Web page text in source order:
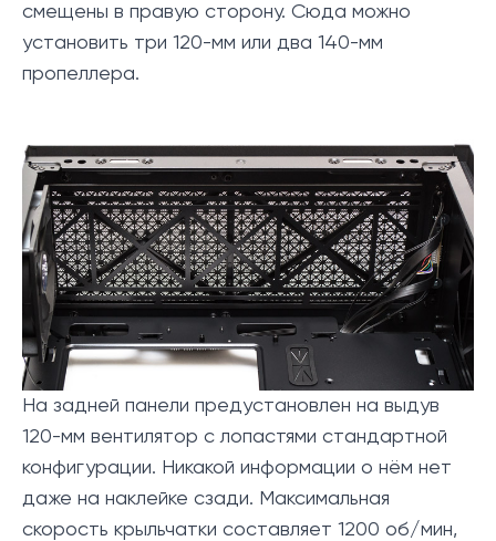
смещены в правую сторону. Сюда можно
установить три 120-мм или два 140-мм
пропеллера.
На задней панели предустановлен на выдув
120-мм вентилятор с лопастями стандартной
конфигурации. Никакой информации о нём нет
даже на наклейке сзади. Максимальная
скорость крыльчатки составляет 1200 об/мин,